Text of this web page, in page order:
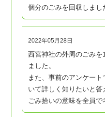
個分のごみを回収しまし
2022年05月28日
西宮神社の外周のごみ
ました。
また、事前のアンケー
いて詳しく知りたいと
ごみ拾いの意味を全員で